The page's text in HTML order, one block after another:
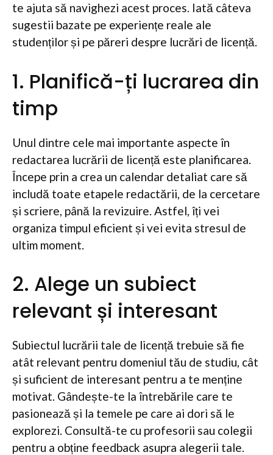
te ajuta să navighezi acest proces. Iată câteva
sugestii bazate pe experiențe reale ale
studenților și pe păreri despre lucrări de licență.
1. Planifică-ți lucrarea din
timp
Unul dintre cele mai importante aspecte în
redactarea lucrării de licență este planificarea.
Începe prin a crea un calendar detaliat care să
includă toate etapele redactării, de la cercetare
și scriere, până la revizuire. Astfel, îți vei
organiza timpul eficient și vei evita stresul de
ultim moment.
2. Alege un subiect
relevant și interesant
Subiectul lucrării tale de licență trebuie să fie
atât relevant pentru domeniul tău de studiu, cât
și suficient de interesant pentru a te menține
motivat. Gândește-te la întrebările care te
pasionează și la temele pe care ai dori să le
explorezi. Consultă-te cu profesorii sau colegii
pentru a obține feedback asupra alegerii tale.